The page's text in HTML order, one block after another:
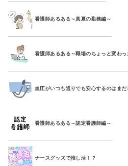
看護師あるある～真夏の勤務編～
看護師あるある～職場のちょっと変わっ
血圧がいつも通りでも安心するのはま
看護師あるある～認定看護師編～
ナースグッズで推し活！？